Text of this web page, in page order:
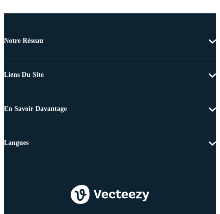
Notre Réseau
Liens Du Site
En Savoir Davantage
Langues